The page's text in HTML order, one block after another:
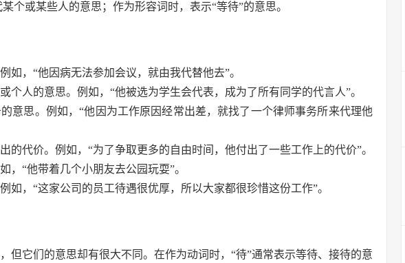
个或某些人的意思；作为形容词时，表示“等待”的意思。
如，“他因病无法参加会议，就由我代替他去”。
个人的意思。例如，“他被选为学生会代表，成为了所有同学的代言人”。
意思。例如，“他因为工作原因经常出差，就找了一个律师事务所来代理他
的代价。例如，“为了争取更多的自由时间，他付出了一些工作上的代价”。
，“他带着几个小朋友去公园玩耍”。
如，“这家公司的员工待遇很优厚，所以大家都很珍惜这份工作”。
但它们的意思却有很大不同。在作为动词时，“待”通常表示等待、接待的意